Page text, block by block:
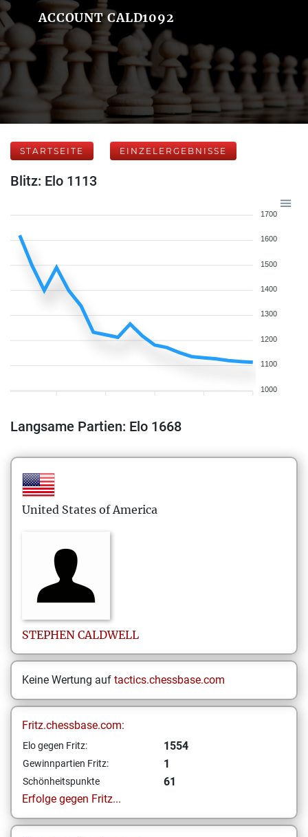
ACCOUNT CALD1092
STARTSEITE EINZELERGEBNISSE
Blitz: Elo 1113
1700
1600
1500
1400
1300
1200
1100
1000
Langsame Partien: Elo 1668
United States of America
STEPHEN CALDWELL
Keine Wertung auf tactics.chessbase.com
Fritz.chessbase.com:
Elo gegen Fritz: 1554
Gewinnpartien Fritz: 1
Schönheitspunkte
61
Erfolge gegen Fritz...